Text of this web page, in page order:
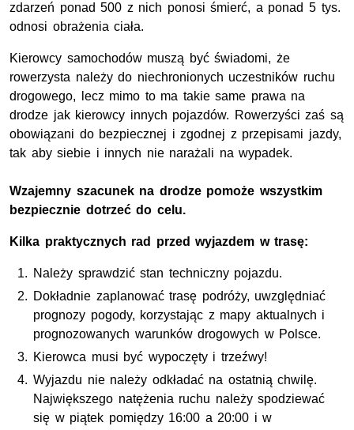
zdarzeń ponad 500 z nich ponosi śmierć, a ponad 5 tys.
odnosi obrażenia ciała.
Kierowcy samochodów muszą być świadomi, że
rowerzysta należy do niechronionych uczestników ruchu
drogowego, lecz mimo to ma takie same prawa na
drodze jak kierowcy innych pojazdów. Rowerzyści zaś są
obowiązani do bezpiecznej i zgodnej z przepisami jazdy,
tak aby siebie i innych nie narażali na wypadek.
Wzajemny szacunek na drodze pomoże wszystkim
bezpiecznie dotrzeć do celu.
Kilka praktycznych rad przed wyjazdem w trasę:
Należy sprawdzić stan techniczny pojazdu.
Dokładnie zaplanować trasę podróży, uwzględniać
prognozy pogody, korzystając z mapy aktualnych i
prognozowanych warunków drogowych w Polsce.
Kierowca musi być wypoczęty i trzeźwy!
Wyjazdu nie należy odkładać na ostatnią chwilę.
Największego natężenia ruchu należy spodziewać
się w piątek pomiędzy 16:00 a 20:00 i w